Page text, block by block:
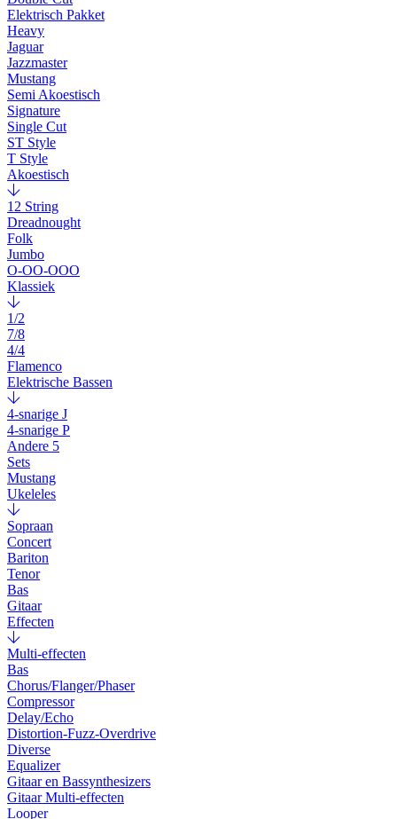
Elektrisch Pakket
Heavy
Jaguar
Jazzmaster
Mustang
Semi Akoestisch
Signature
Single Cut
ST Style
T Style
Akoestisch
12 String
Dreadnought
Folk
Jumbo
O-OO-OOO
Klassiek
1/2
7/8
4/4
Flamenco
Elektrische Bassen
4-snarige J
4-snarige P
Andere 5
Sets
Mustang
Ukeleles
Sopraan
Concert
Bariton
Tenor
Bas
Gitaar
Effecten
Multi-effecten
Bas
Chorus/Flanger/Phaser
Compressor
Delay/Echo
Distortion-Fuzz-Overdrive
Diverse
Equalizer
Gitaar en Bassynthesizers
Gitaar Multi-effecten
Looper